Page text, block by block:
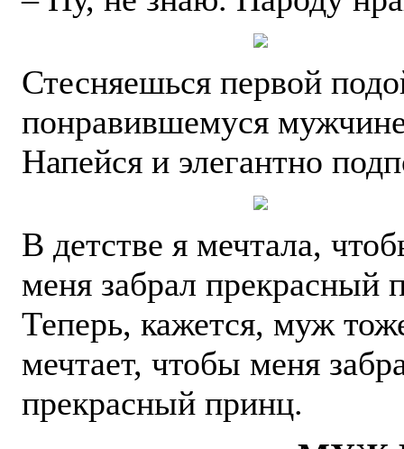
Стесняешься первой
понравившемуся
Напейся и элегантно
В детстве я мечтала,
меня забрал прекрасный
Теперь, кажется, муж
мечтает, чтобы меня
прекрасный принц.